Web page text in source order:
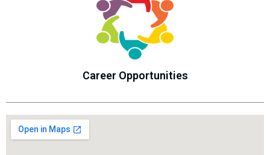
Career Opportunities